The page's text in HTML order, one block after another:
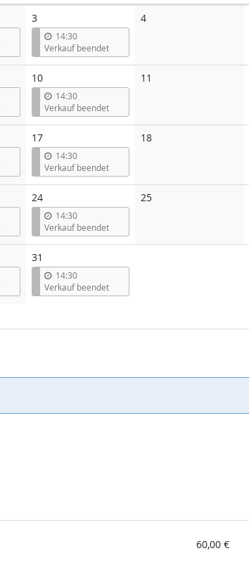
3
14:30
Verkauf beendet
4Keine
10
14:30
Verkauf beendet
11
17
14:30
Verkauf beendet
18Keine
24
14:30
Verkauf beendet
25Keine
31
14:30
Verkauf beendet
60,00 €